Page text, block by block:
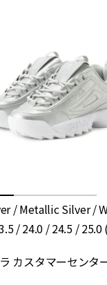
/ Metallic Silver /
/ 24.0 / 24.5 / 25.0
ラ カスタマーセン